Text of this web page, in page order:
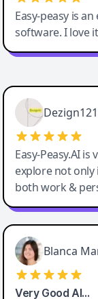
Easy-peasy is
software. I love
Easy-Peasy
Dezign121
Easy-Peasy.AI
explore not only
both work &
Blanca
Very Good AI…